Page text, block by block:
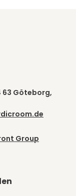
mit
63 Göteborg,
Group